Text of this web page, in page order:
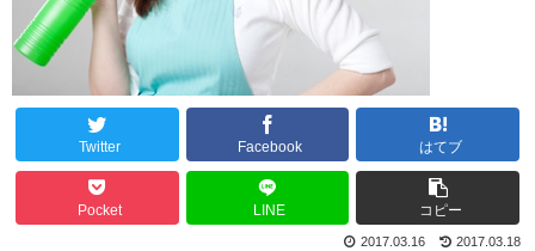
Twitter Facebook はてブ
Pocket LINE コピー
2017.03.18
2017.03.16